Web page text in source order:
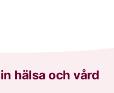
hälsa och vård